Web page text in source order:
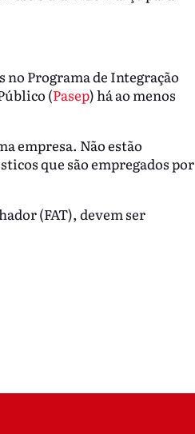
Programa de Integração
(Pasep) há ao menos
empresa. Não estão
que são empregados por
(FAT), devem ser